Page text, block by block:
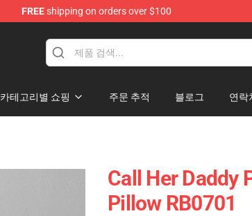
FREEshipping on orders over $100
카테고리별 쇼핑 주문 추적 블로그 연락
Call Her Daddy
Pillow RB0701